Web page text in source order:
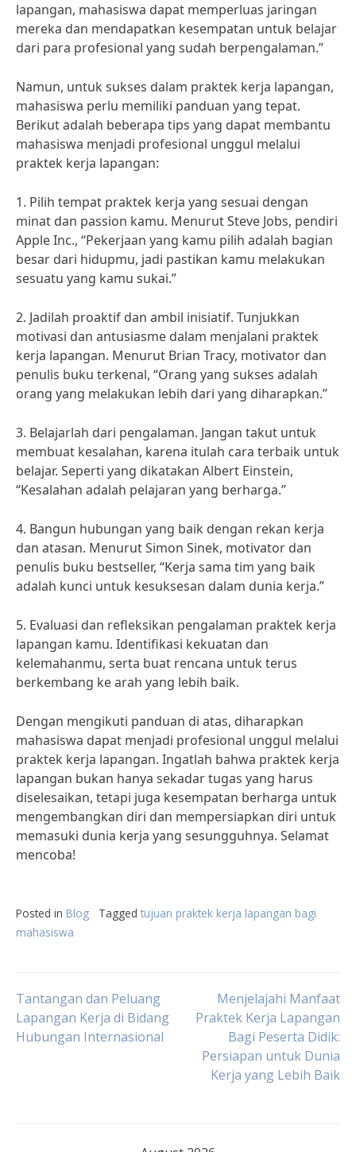
lapangan, mahasiswa dapat memperluas jaringan
mereka dan mendapatkan kesempatan untuk belajar
dari para profesional yang sudah berpengalaman.”
Namun, untuk sukses dalam praktek kerja lapangan,
mahasiswa perlu memiliki panduan yang tepat.
Berikut adalah beberapa tips yang dapat membantu
mahasiswa menjadi profesional unggul melalui
praktek kerja lapangan:
1. Pilih tempat praktek kerja yang sesuai dengan
minat dan passion kamu. Menurut Steve Jobs, pendiri
Apple Inc., “Pekerjaan yang kamu pilih adalah bagian
besar dari hidupmu, jadi pastikan kamu melakukan
sesuatu yang kamu sukai.”
2. Jadilah proaktif dan ambil inisiatif. Tunjukkan
motivasi dan antusiasme dalam menjalani praktek
kerja lapangan. Menurut Brian Tracy, motivator dan
penulis buku terkenal, “Orang yang sukses adalah
orang yang melakukan lebih dari yang diharapkan.”
3. Belajarlah dari pengalaman. Jangan takut untuk
membuat kesalahan, karena itulah cara terbaik untuk
belajar. Seperti yang dikatakan Albert Einstein,
“Kesalahan adalah pelajaran yang berharga.”
4. Bangun hubungan yang baik dengan rekan kerja
dan atasan. Menurut Simon Sinek, motivator dan
penulis buku bestseller, “Kerja sama tim yang baik
adalah kunci untuk kesuksesan dalam dunia kerja.”
5. Evaluasi dan refleksikan pengalaman praktek kerja
lapangan kamu. Identifikasi kekuatan dan
kelemahanmu, serta buat rencana untuk terus
berkembang ke arah yang lebih baik.
Dengan mengikuti panduan di atas, diharapkan
mahasiswa dapat menjadi profesional unggul melalui
praktek kerja lapangan. Ingatlah bahwa praktek kerja
lapangan bukan hanya sekadar tugas yang harus
diselesaikan, tetapi juga kesempatan berharga untuk
mengembangkan diri dan mempersiapkan diri untuk
memasuki dunia kerja yang sesungguhnya. Selamat
mencoba!
Posted in Blog Tagged tujuan praktek kerja lapangan bagi
mahasiswa
Post
navigation
Tantangan dan Peluang
Lapangan Kerja di Bidang
Hubungan Internasional
Menjelajahi Manfaat
Praktek Kerja Lapangan
Bagi Peserta Didik:
Persiapan untuk Dunia
Kerja yang Lebih Baik